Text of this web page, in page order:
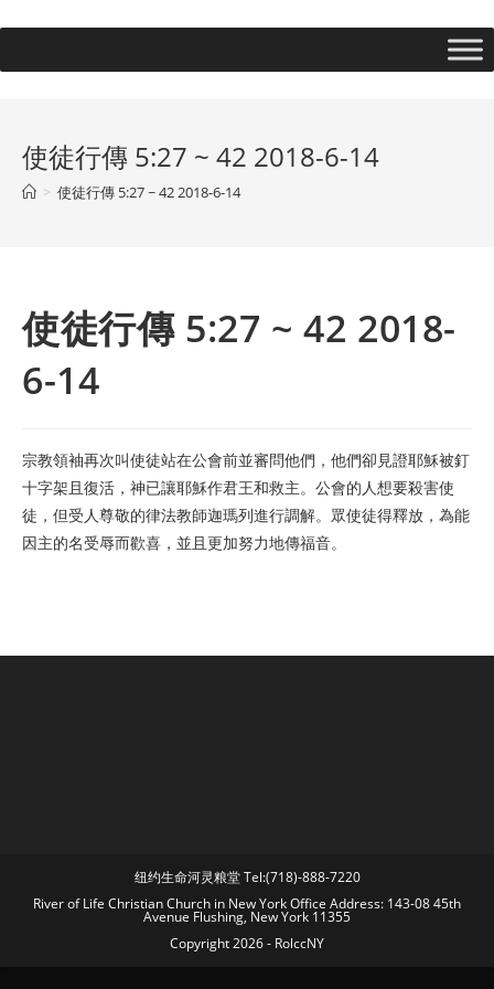
使徒行傳 5:27 ~ 42 2018-6-14
> 使徒行傳 5:27 ~ 42 2018-6-14
使徒行傳 5:27 ~ 42 2018-
6-14
宗教領袖再次叫使徒站在公會前並審問他們，他們卻見證耶穌被釘
十字架且復活，神已讓耶穌作君王和救主。公會的人想要殺害使
徒，但受人尊敬的律法教師迦瑪列進行調解。眾使徒得釋放，為能
因主的名受辱而歡喜，並且更加努力地傳福音。
纽约生命河灵粮堂 Tel:(718)-888-7220
River of Life Christian Church in New York Office Address: 143-08 45th
Avenue Flushing, New York 11355
Copyright 2026 - RolccNY